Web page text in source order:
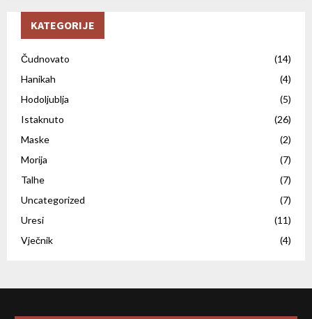
KATEGORIJE
Čudnovato
(14)
Hanikah
(4)
Hodoljublja
(5)
Istaknuto
(26)
Maske
(2)
Morija
(7)
Talhe
(7)
Uncategorized
(7)
Uresi
(11)
Vječnik
(4)